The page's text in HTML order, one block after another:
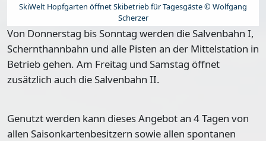
SkiWelt Hopfgarten öffnet Skibetrieb für Tagesgäste © Wolfgang
Scherzer
Von Donnerstag bis Sonntag werden die Salvenbahn I,
Schernthannbahn und alle Pisten an der Mittelstation in
Betrieb gehen. Am Freitag und Samstag öffnet
zusätzlich auch die Salvenbahn II.
Genutzt werden kann dieses Angebot an 4 Tagen von
allen Saisonkartenbesitzern sowie allen spontanen